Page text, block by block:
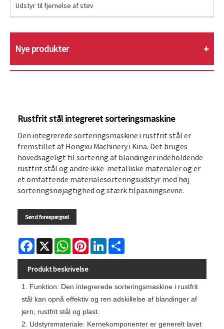
Udstyr til fjernelse af støv
Nye produkter
Rustfrit stål integreret sorteringsmaskine
Den integrerede sorteringsmaskine i rustfrit stål er
fremstillet af Hongxu Machinery i Kina. Det bruges
hovedsageligt til sortering af blandinger indeholdende
rustfrit stål og andre ikke-metalliske materialer og er
et omfattende materialesorteringsudstyr med høj
sorteringsnøjagtighed og stærk tilpasningsevne.
Send forespørgsel
Facebook
X WhatsAppPinterestLinkedIn
Produkt beskrivelse
1. Funktion: Den integrerede sorteringsmaskine i rustfrit
stål kan opnå effektiv og ren adskillelse af blandinger af
jern, rustfrit stål og plast.
2. Udstyrsmateriale: Kernekomponenter er generelt lavet